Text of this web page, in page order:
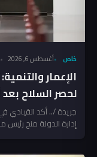
خاص أغسطس 6, 2026
الإعمار
لحصر السلاح
المخالفين!
جريدة /.. أكد القيادي في
إدارة الدولة منح رئيس